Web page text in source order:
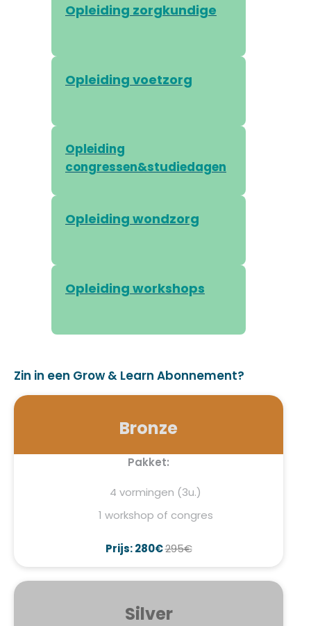
Opleiding zorgkundige
Opleiding voetzorg
Opleiding
congressen&studiedagen
Opleiding wondzorg
Opleiding workshops
Zin in een Grow & Learn Abonnement?
Bronze
Pakket:
4 vormingen (3u.)
1 workshop of congres
Prijs: 280€295€
Silver